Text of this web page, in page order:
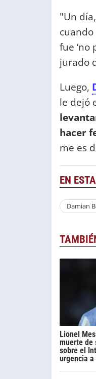
"Un
fue ‘no
jurado
Luego,
le dejó
hacer
me es
EN
Damian
Lionel
muerte de
sobre el
urgencia a